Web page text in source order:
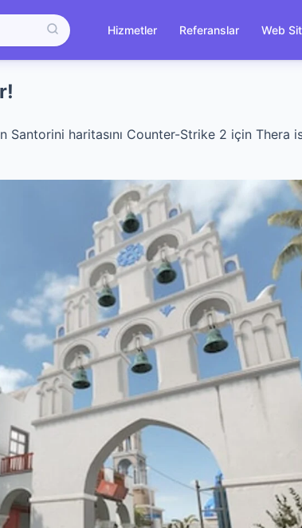
Hizmetler Referanslar Web
Santorini haritasını Counter-Strike 2 için